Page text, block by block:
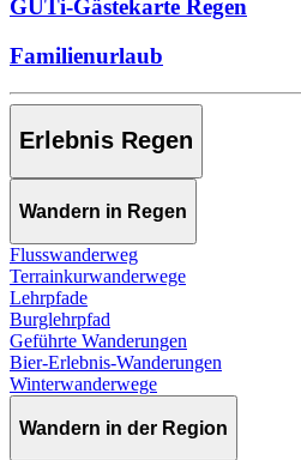
GUTi-Gästekarte Regen
Familienurlaub
Erlebnis Regen
Wandern in Regen
Flusswanderweg
Terrainkurwanderwege
Lehrpfade
Burglehrpfad
Geführte Wanderungen
Bier-Erlebnis-Wanderungen
Winterwanderwege
Wandern in der Region